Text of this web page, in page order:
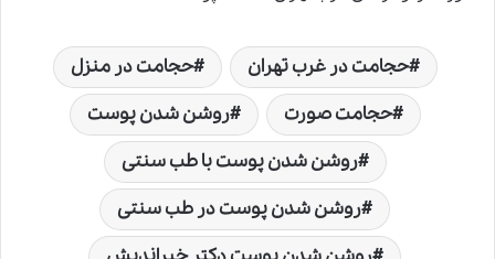
حجامت در غرب تهران
حجامت در منزل
حجامت صورت
روشن شدن پوست
روشن شدن پوست با طب سنتی
روشن شدن پوست در طب سنتی